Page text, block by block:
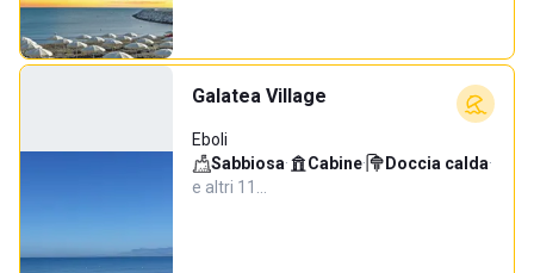
Galatea Village
Eboli
Sabbiosa· Cabine· Doccia calda·
e altri 11…